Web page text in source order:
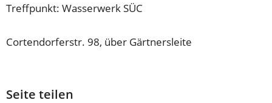
Treffpunkt: Wasserwerk SÜC
Cortendorferstr. 98, über Gärtnersleite
Seite teilen